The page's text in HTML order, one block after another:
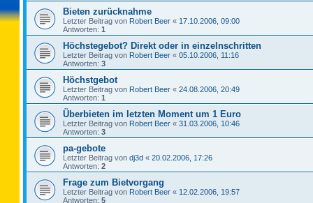
Bieten zurücknahme
Letzter Beitrag von Robert Beer « 17.10.2006, 09:00
Antworten: 1
Höchstegebot? Direkt oder in einzelnschritten
Letzter Beitrag von Robert Beer « 05.10.2006, 11:16
Antworten: 3
Höchstgebot
Letzter Beitrag von Robert Beer « 24.08.2006, 20:49
Antworten: 1
Überbieten im letzten Moment um 1 Euro
Letzter Beitrag von Robert Beer « 31.03.2006, 10:46
Antworten: 3
pa-gebote
Letzter Beitrag von dj3d « 20.02.2006, 17:26
Antworten: 2
Frage zum Bietvorgang
Letzter Beitrag von Robert Beer « 12.02.2006, 19:57
Antworten: 5